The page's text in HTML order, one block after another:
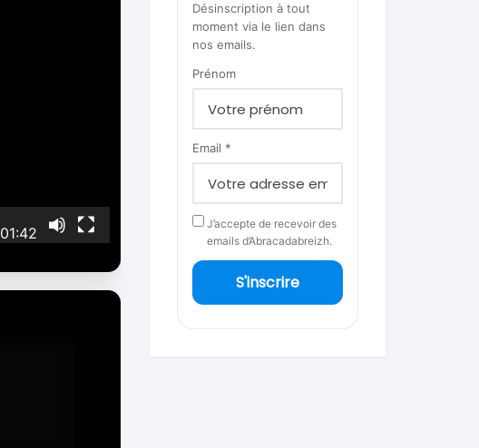
01:42
Désinscription à tout
moment via le lien dans
nos emails.
Prénom
Email *
J’accepte de recevoir des
emails d’Abracadabreizh.
S'inscrire